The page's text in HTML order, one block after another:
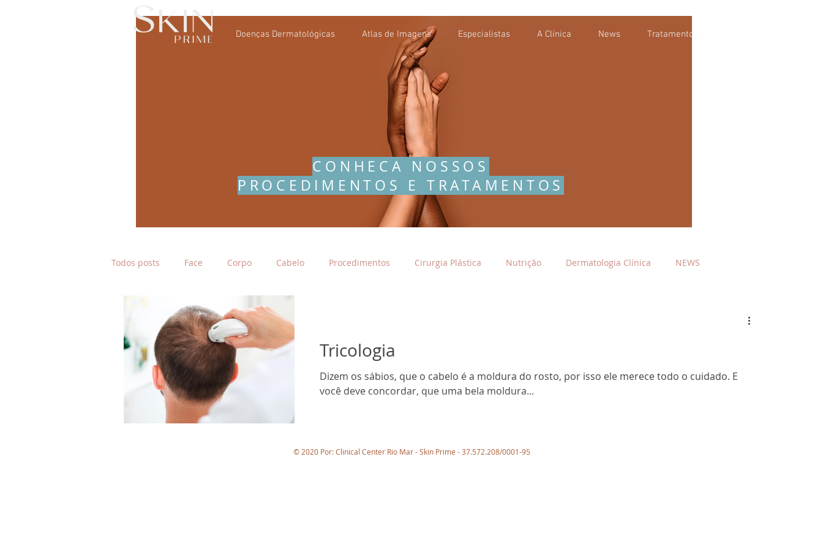
Doenças Dermatológicas Atlas de Imagens Especialistas A Clínica News Tratamentos
CONHECA NOSSOS
PROCEDIMENTOS E TRATAMENTOS
Todos posts Face Corpo Cabelo Procedimentos Cirurgia Plástica Nutrição Dermatologia Clínica NEWS
Tricologia
Dizem os sábios, que o cabelo é a moldura do rosto, por isso ele merece todo o cuidado. E
você deve concordar, que uma bela moldura...
© 2020 Por: Clinical Center Rio Mar - Skin Prime - 37.572.208/0001-95